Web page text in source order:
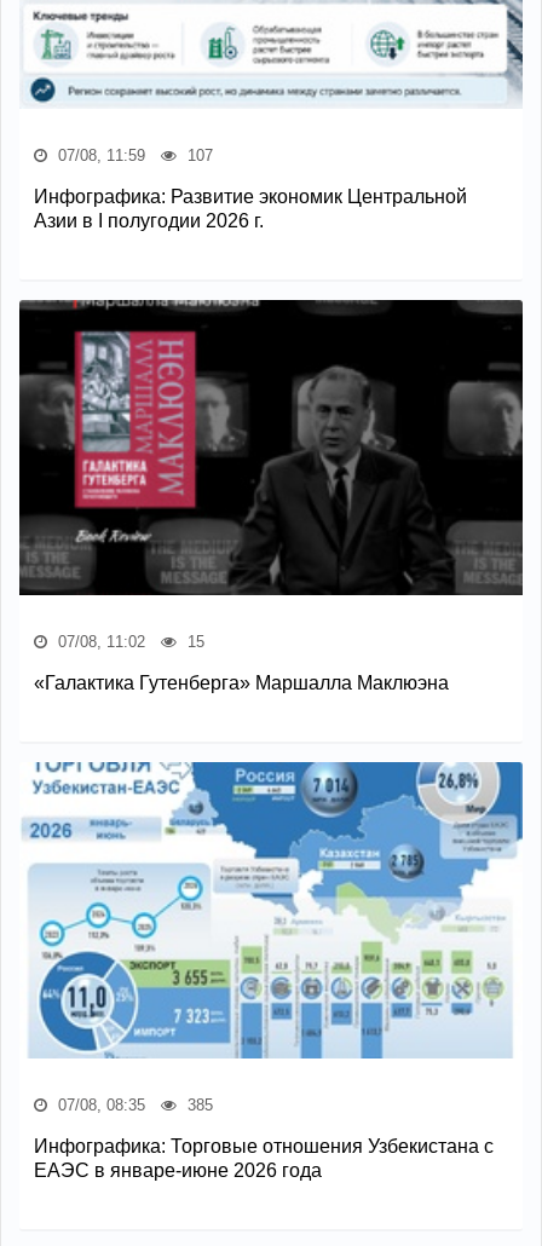
07/08, 11:59 107
Инфографика: Развитие экономик Центральной
Азии в I полугодии 2026 г.
07/08, 11:02 15
«Галактика Гутенберга» Маршалла Маклюэна
07/08, 08:35 385
Инфографика: Торговые отношения Узбекистана с
ЕАЭС в январе-июне 2026 года